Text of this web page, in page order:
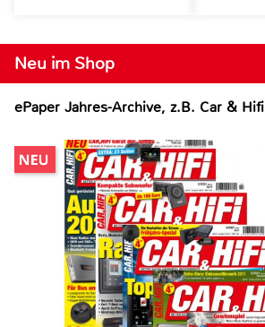
Neu im Shop
ePaper Jahres-Archive, z.B. Car & Hifi